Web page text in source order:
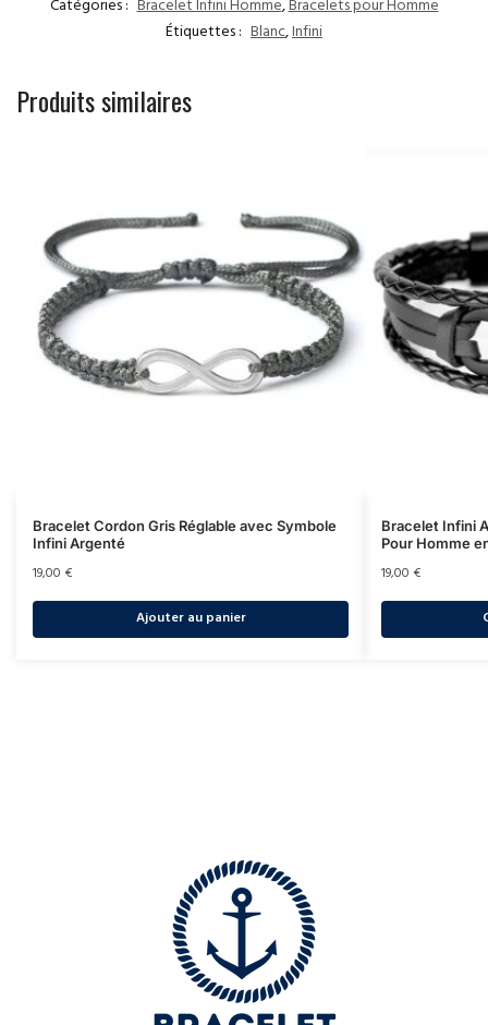
Catégories : Bracelet Infini Homme,Bracelets pour Homme
Étiquettes : Blanc,Infini
Produits similaires
Bracelet Cordon Gris Réglable avec Symbole
Infini Argenté
19,00 €
Ajouter au panier
Bracelet Infini
Pour Homme
19,00 €